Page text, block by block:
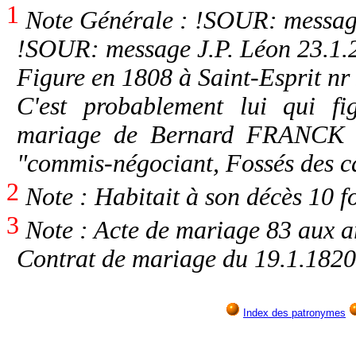
1 Note Générale : !SOUR:
!SOUR: message J.P. Léon
Figure en 1808 à Saint-Esprit nr
C'est probablement lui qui
mariage de Bernard
"commis-négociant, Fossés des
2 Note : Habitait à son décès 10
3 Note : Acte de mariage 83 aux
Contrat de mariage du
Index des patronymes